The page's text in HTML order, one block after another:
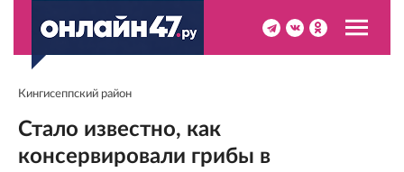
Кингисеппский район
Стало известно, как
консервировали грибы в